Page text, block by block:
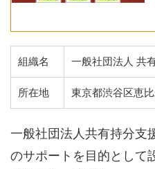
組織名 一般社団法人 共
所在地 東京都渋谷区恵
一般社団法人共有持分支
のサポートを目的として